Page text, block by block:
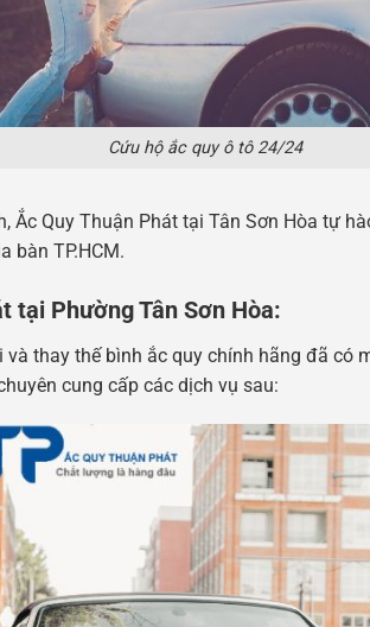
Cứu hộ ắc quy ô tô 24/24
Ắc Quy Thuận Phát tại Tân Sơn Hòa tự
bàn TP.HCM.
tại Phường Tân Sơn Hòa:
và thay thế bình ắc quy chính hãng đã có
cung cấp các dịch vụ sau: